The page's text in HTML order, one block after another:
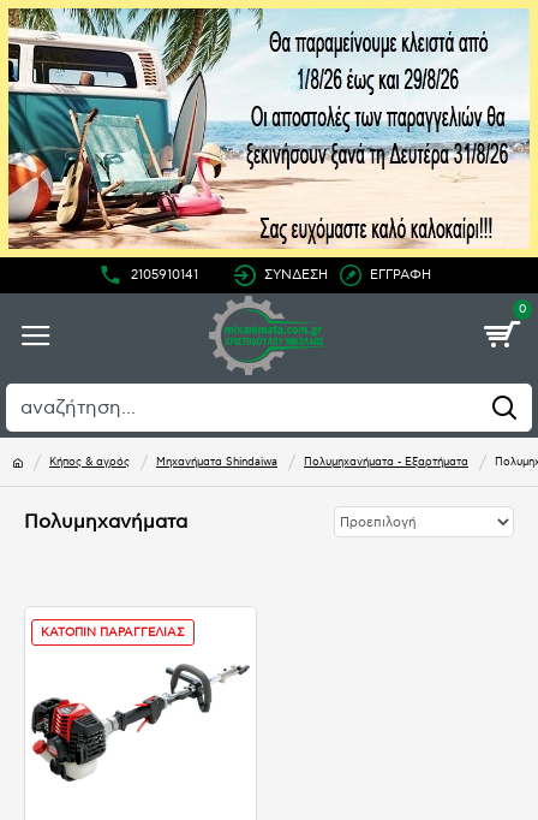
2105910141 ΣΥΝΔΕΣΗ ΕΓΓΡΑΦΗ
0
Κήπος & αγρός Μηχανήματα Shindaiwa Πολυμηχανήματα - Εξαρτήματα
Πολυμηχανήματα
ΚΑΤΟΠΙΝ ΠΑΡΑΓΓΕΛΙΑΣ